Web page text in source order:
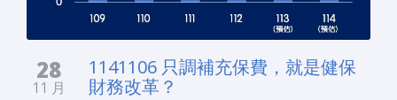
28
11 月
1141106 只調補充保費，就是健保
財務改革？